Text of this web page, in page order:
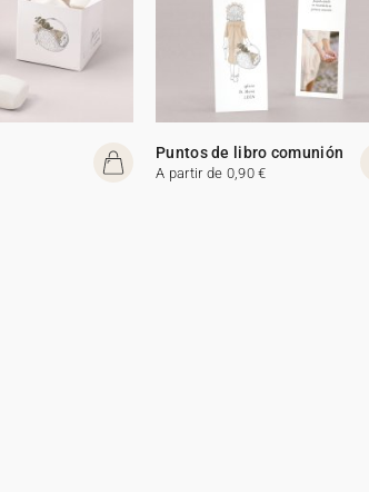
Puntos de libro comunión
A partir de 0,90 €